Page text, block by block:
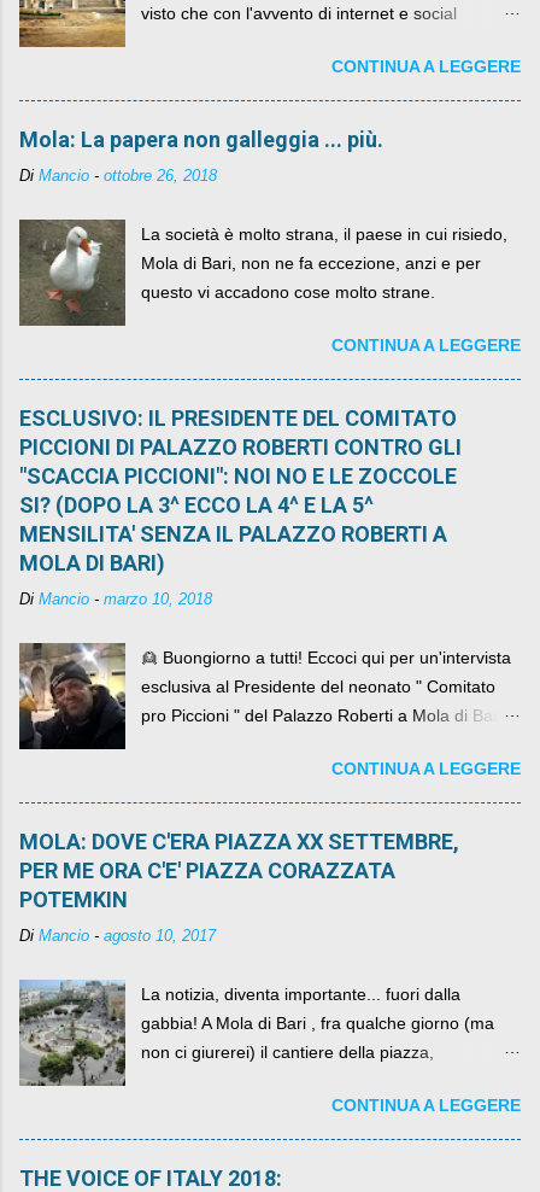
visto che con l'avvento di internet e social
sua lasciandone anche traccia scritta nel web.
CONTINUA A LEGGERE
Mola: La papera non galleggia ... più.
Di Mancio - ottobre 26, 2018
La società è molto strana, il paese in cui risiedo,
Mola di Bari, non ne fa eccezione, anzi e per
questo vi accadono cose molto strane.
CONTINUA A LEGGERE
ESCLUSIVO: IL PRESIDENTE DEL COMITATO
PICCIONI DI PALAZZO ROBERTI CONTRO GLI
"SCACCIA PICCIONI": NOI NO E LE ZOCCOLE
SI? (DOPO LA 3^ ECCO LA 4^ E LA 5^
MENSILITA' SENZA IL PALAZZO ROBERTI A
MOLA DI BARI)
Di Mancio - marzo 10, 2018
👱 Buongiorno a tutti! Eccoci qui per un'intervista
esclusiva al Presidente del neonato " Comitato
pro Piccioni " del Palazzo Roberti a Mola di Bari ,
come definirlo... signor?....CONTINUA A LEGGERE
MOLA: DOVE C'ERA PIAZZA XX SETTEMBRE,
PER ME ORA C'E' PIAZZA CORAZZATA
POTEMKIN
Di Mancio - agosto 10, 2017
La notizia, diventa importante... fuori dalla
gabbia! A Mola di Bari , fra qualche giorno (ma
non ci giurerei) il cantiere della piazza,
per un numero esorbitante di mesi, non ci sarà
più. C'era una volta Piazza XX Settembre ,
CONTINUA A LEGGERE
THE VOICE OF ITALY 2018: